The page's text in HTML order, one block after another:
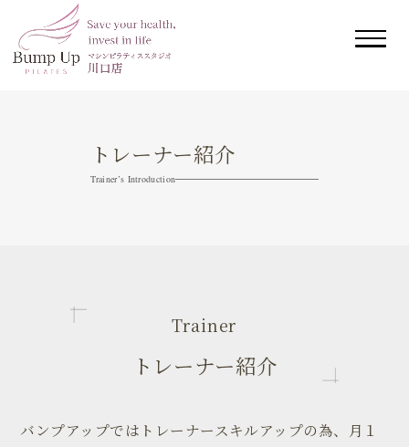
トレーナー紹介
Trainer’s Introduction
Trainer
トレーナー紹介
バンプアップではトレーナースキルアップの為、月１